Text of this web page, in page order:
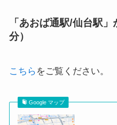
「あおば通駅/仙台駅
分）
こちら をご覧ください。
Google マップ